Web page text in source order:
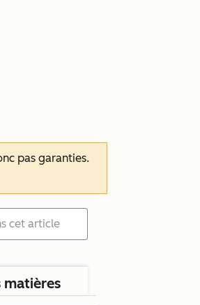
pas garanties.
matières